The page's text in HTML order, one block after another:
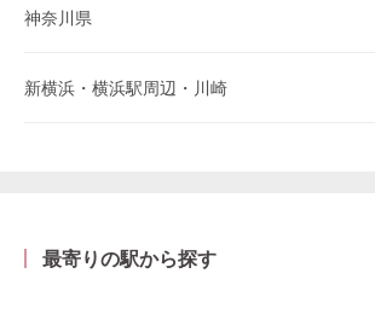
神奈川県
新横浜・横浜駅周辺・川崎
最寄りの駅から探す